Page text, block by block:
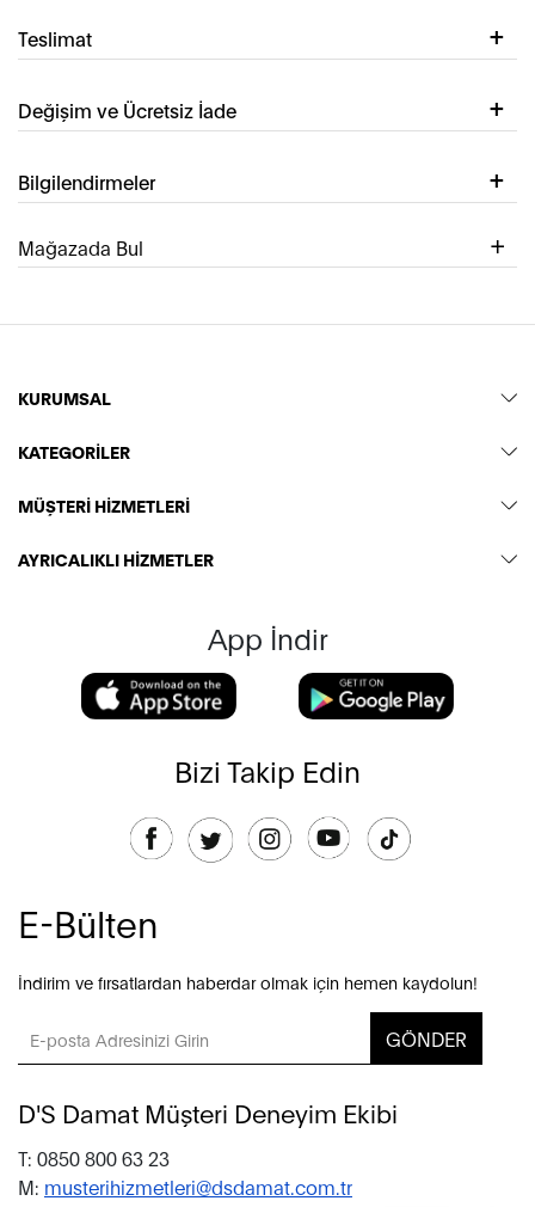
Teslimat
Değişim ve Ücretsiz İade
Bilgilendirmeler
Mağazada Bul
KURUMSAL
KATEGORİLER
MÜŞTERİ HİZMETLERİ
AYRICALIKLI HİZMETLER
App İndir
Bizi Takip Edin
E-Bülten
İndirim ve fırsatlardan haberdar olmak için hemen kaydolun!
GÖNDER
D'S Damat Müşteri Deneyim Ekibi
T: 0850 800 63 23
M: musterihizmetleri@dsdamat.com.tr